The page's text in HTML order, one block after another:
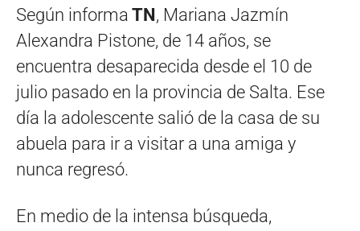
Según informa TN , Mariana Jazmín
Alexandra Pistone, de 14 años, se
encuentra desaparecida desde el 10 de
julio pasado en la provincia de Salta. Ese
día la adolescente salió de la casa de su
abuela para ir a visitar a una amiga y
nunca regresó.
En medio de la intensa búsqueda,